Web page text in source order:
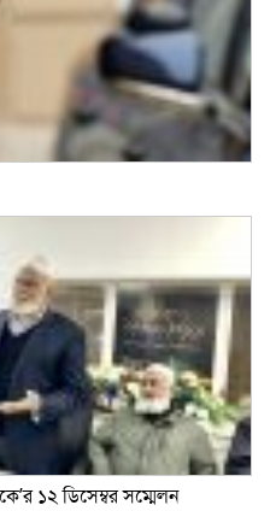
১২ ডিসেম্বর সম্মেলন